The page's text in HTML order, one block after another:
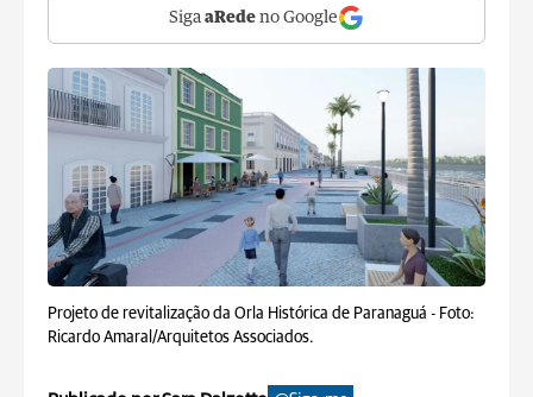
Siga aRede no Google
Projeto de revitalização da Orla Histórica de Paranaguá - Foto:
Ricardo Amaral/Arquitetos Associados.